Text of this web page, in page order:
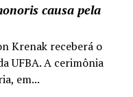
causa pela
Krenak receberá o
UFBA. A cerimônia
em...